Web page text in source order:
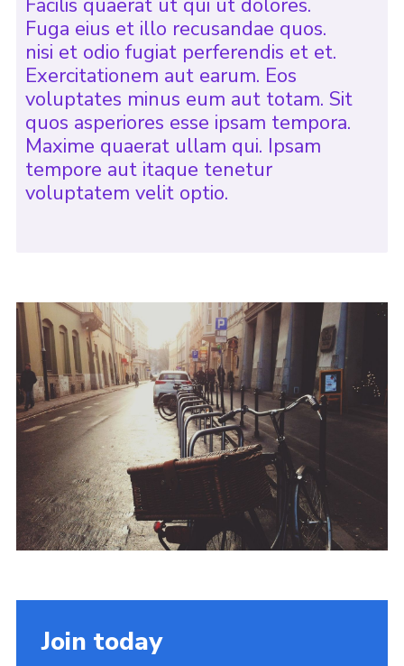
Facilis quaerat ut qui ut dolores.
Fuga eius et illo recusandae quos.
nisi et odio fugiat perferendis et et.
Exercitationem aut earum. Eos
voluptates minus eum aut totam. Sit
quos asperiores esse ipsam tempora.
Maxime quaerat ullam qui. Ipsam
tempore aut itaque tenetur
voluptatem velit optio.
Join today